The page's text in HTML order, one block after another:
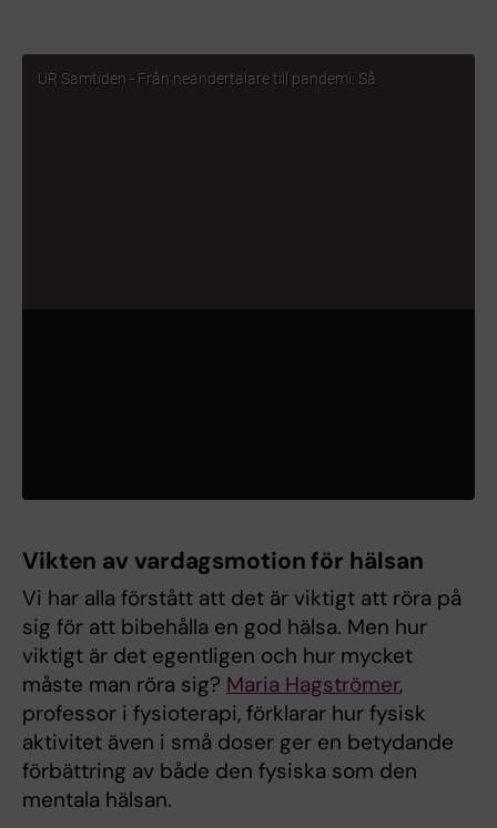
Vikten av vardagsmotion för hälsan
Vi har alla förstått att det är viktigt att röra på
sig för att bibehålla en god hälsa. Men hur
viktigt är det egentligen och hur mycket
måste man röra sig? Maria Hagströmer,
professor i fysioterapi, förklarar hur fysisk
aktivitet även i små doser ger en betydande
förbättring av både den fysiska som den
mentala hälsan.